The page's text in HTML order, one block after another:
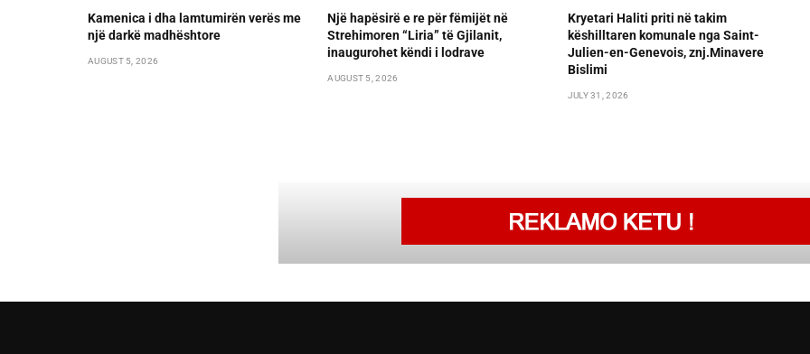
Kamenica i dha lamtumirën verës me
një darkë madhështore
AUGUST 5, 2026
Një hapësirë e re për fëmijët në
Strehimoren “Liria” të Gjilanit,
inaugurohet këndi i lodrave
AUGUST 5, 2026
Kryetari Haliti priti në takim
këshilltaren komunale nga Saint-
Julien-en-Genevois, znj.Minavere
Bislimi
JULY 31, 2026